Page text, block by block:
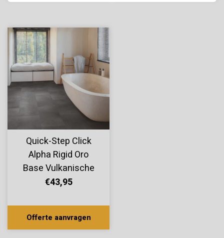
Quick-Step Click
Alpha Rigid Oro
Base Vulkanische
Rots AVSTT40231
€43,95
Offerte aanvragen